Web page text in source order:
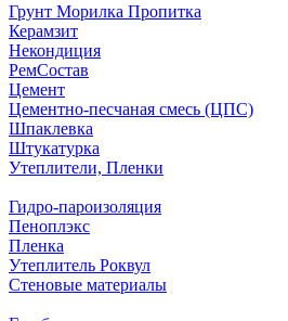
Грунт Морилка Пропитка
Керамзит
Некондиция
РемСостав
Цемент
Цементно-песчаная смесь (ЦПС)
Шпаклевка
Штукатурка
Утеплители, Пленки
Гидро-пароизоляция
Пеноплэкс
Пленка
Утеплитель Роквул
Стеновые материалы